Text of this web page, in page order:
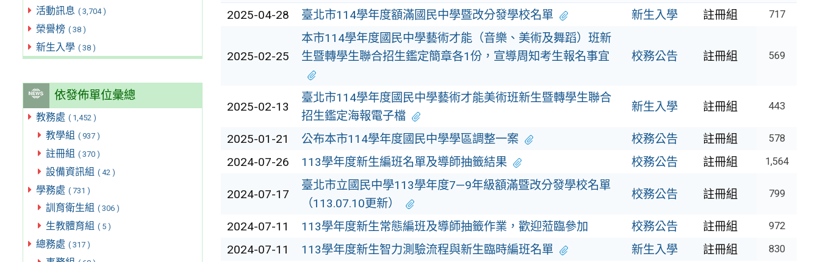
活動訊息 ( 3,704 )
榮譽榜 ( 38 )
新生入學 ( 38 )
依發佈單位彙總
教務處 ( 1,452 )
教學組 ( 937 )
註冊組 ( 370 )
設備資訊組 ( 42 )
學務處 ( 731 )
訓育衛生組 ( 306 )
生教體育組 ( 5 )
總務處 ( 317 )
2025-04-28
臺北市114學年度額滿國民中學暨改分發學校名單 新生入學 註冊組 717
2025-02-25
本市114學年度國民中學藝術才能（音樂、美術及舞蹈）班新
生暨轉學生聯合招生鑑定簡章各1份，宣導周知考生報名事宜
校務公告 註冊組 569
2025-02-13
臺北市114學年度國民中學藝術才能美術班新生暨轉學生聯合
招生鑑定海報電子檔
新生入學 註冊組 443
2025-01-21 公布本市114學年度國民中學學區調整一案 校務公告 註冊組 578
2024-07-26 113學年度新生編班名單及導師抽籤結果 校務公告 註冊組 1,564
2024-07-17
臺北市立國民中學113學年度7—9年級額滿暨改分發學校名單
（113.07.10更新）
校務公告 註冊組 799
2024-07-11 113學年度新生常態編班及導師抽籤作業，歡迎蒞臨參加 校務公告 註冊組 972
2024-07-11 113學年度新生智力測驗流程與新生臨時編班名單 新生入學 註冊組 830